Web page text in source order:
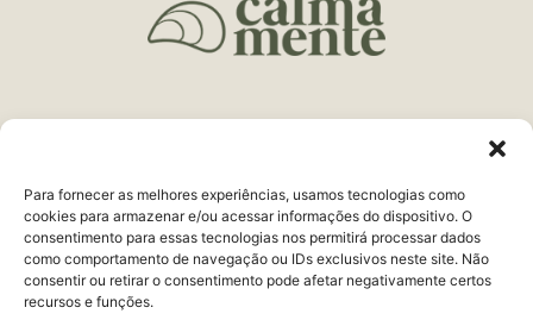
Para fornecer as melhores experiências, usamos tecnologias como
cookies para armazenar e/ou acessar informações do dispositivo. O
consentimento para essas tecnologias nos permitirá processar dados
como comportamento de navegação ou IDs exclusivos neste site. Não
consentir ou retirar o consentimento pode afetar negativamente certos
recursos e funções.
Telefone:(32) 3321-9979
WhatsApp:(32) 98443-9998